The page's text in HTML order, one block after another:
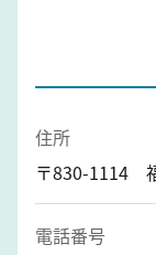
住所
〒830-1114
電話番号